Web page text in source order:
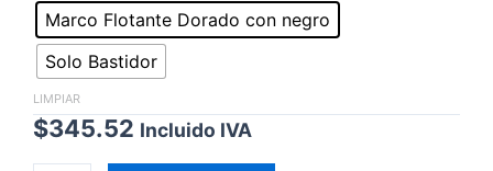
Marco Flotante Dorado con negro
Solo Bastidor
LIMPIAR
$345.52 Incluido IVA